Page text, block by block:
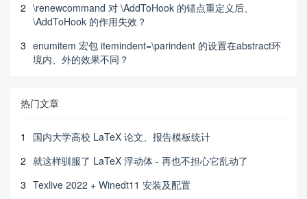
2 \renewcommand 对 \AddToHook 的锚点重定义后、
\AddToHook 的作用失效？
3 enumitem 宏包 itemindent=\parindent 的设置在abstract环
境内、外的效果不同？
热门文章
1
国内大学高校 LaTeX 论文、报告模板统计
2 就这样驯服了 LaTeX 浮动体 - 再也不担心它乱动了
3 Texlive 2022 + Winedt11 安装及配置